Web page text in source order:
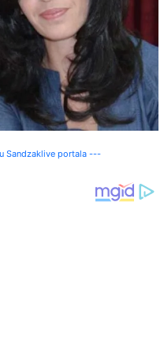
Sandzaklive portala ---